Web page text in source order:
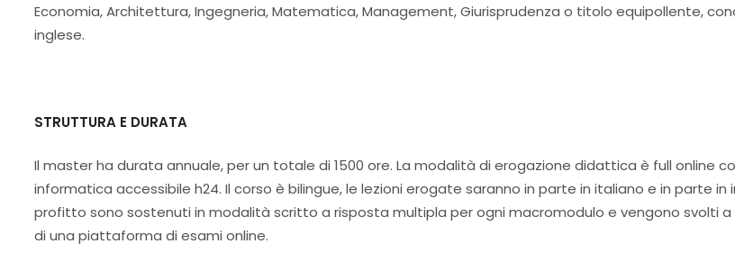
Economia, Architettura, Ingegneria, Matematica, Management, Giurisprudenza o titolo equipollente,
inglese.
STRUTTURA E DURATA
Il master ha durata annuale, per un totale di 1500 ore. La modalità di erogazione didattica è full online
informatica accessibile h24. Il corso è bilingue, le lezioni erogate saranno in parte in italiano e in parte in
profitto sono sostenuti in modalità scritto a risposta multipla per ogni macromodulo e vengono svolti a
di una piattaforma di esami online.